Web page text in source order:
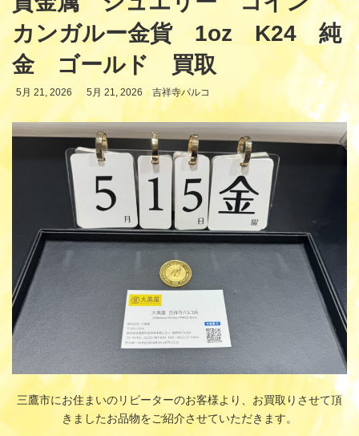
カンガルー金貨 1oz K24 純
金 ゴールド 買取
5月 21, 2026
最
更
新
日
5月 21, 2026 吉祥寺パルコ
三鷹市にお住まいのリピーターのお客様より、お買取りさせて頂
きましたお品物をご紹介させていただきます。